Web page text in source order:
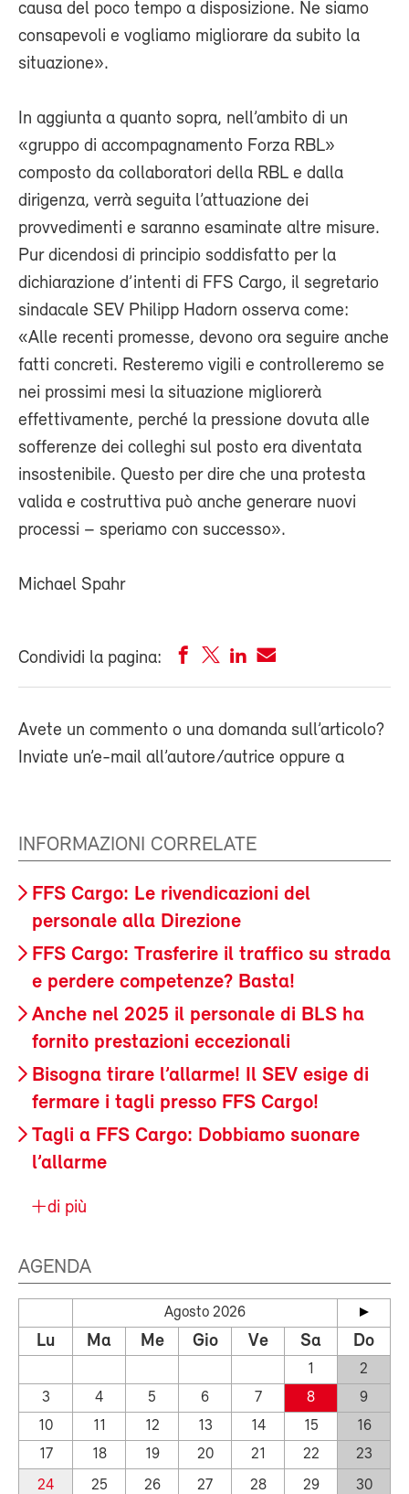
causa del poco tempo a disposizione. Ne siamo
consapevoli e vogliamo migliorare da subito la
situazione».
In aggiunta a quanto sopra, nell’ambito di un
«gruppo di accompagnamento Forza RBL»
composto da collaboratori della RBL e dalla
dirigenza, verrà seguita l’attuazione dei
provvedimenti e saranno esaminate altre misure.
Pur dicendosi di principio soddisfatto per la
dichiarazione d’intenti di FFS Cargo, il segretario
sindacale SEV Philipp Hadorn osserva come:
«Alle recenti promesse, devono ora seguire anche
fatti concreti. Resteremo vigili e controlleremo se
nei prossimi mesi la situazione migliorerà
effettivamente, perché la pressione dovuta alle
sofferenze dei colleghi sul posto era diventata
insostenibile. Questo per dire che una protesta
valida e costruttiva può anche generare nuovi
processi – speriamo con successo».
Michael Spahr
Condividi la pagina:
Avete un commento o una domanda sull’articolo?
Inviate un’e-mail all’autore/autrice oppure a
INFORMAZIONI CORRELATE
FFS Cargo: Le rivendicazioni del
personale alla Direzione
FFS Cargo: Trasferire il traffico su strada
e perdere competenze? Basta!
Anche nel 2025 il personale di BLS ha
fornito prestazioni eccezionali
Bisogna tirare l’allarme! Il SEV esige di
fermare i tagli presso FFS Cargo!
Tagli a FFS Cargo: Dobbiamo suonare
l’allarme
di più
AGENDA
Agosto 2026
Lu Ma Me Gio Ve Sa Do
1
2
3
4 5 6 7 8
9
10
11 12 13 14 15
16
17
18 19 20 21 22
23
24
25 26 27 28 29
30